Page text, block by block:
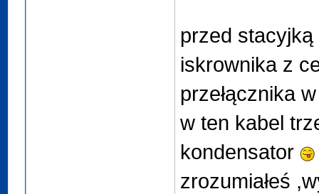
przed
iskrownika z
przełącznika
w ten kabel
kondensator
zrozumiałeś